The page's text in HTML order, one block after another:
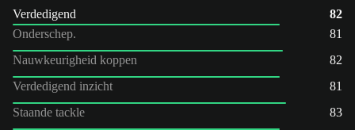
Verdedigend
82
Onderschep.
81
Nauwkeurigheid koppen
82
Verdedigend inzicht
81
Staande tackle
83